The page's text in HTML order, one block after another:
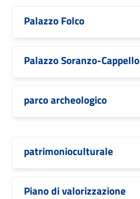
Palazzo Folco
Palazzo Soranzo-Cappello
parco archeologico
patrimonioculturale
Piano di valorizzazione